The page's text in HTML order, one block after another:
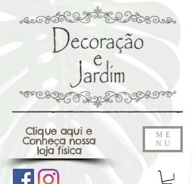
Clique aqui e
Conheça nossa
loja física
ME
NU